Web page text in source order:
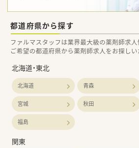
都道府県から探す
ファルマスタッフは業界最大級の薬剤師求人
ご希望の都道府県から薬剤師求人をお探し
北海道・東北
北海道 青森
宮城 秋田
福島
関東